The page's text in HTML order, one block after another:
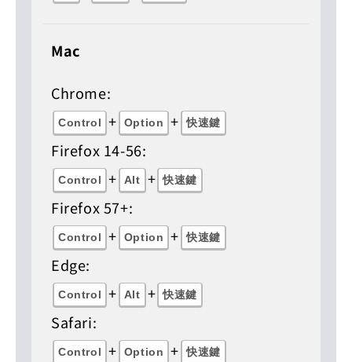
Mac
Chrome:
Control + Option + 快速鍵
Firefox 14-56:
Control + Alt + 快速鍵
Firefox 57+:
Control + Option + 快速鍵
Edge:
Control + Alt + 快速鍵
Safari:
Control + Option + 快速鍵